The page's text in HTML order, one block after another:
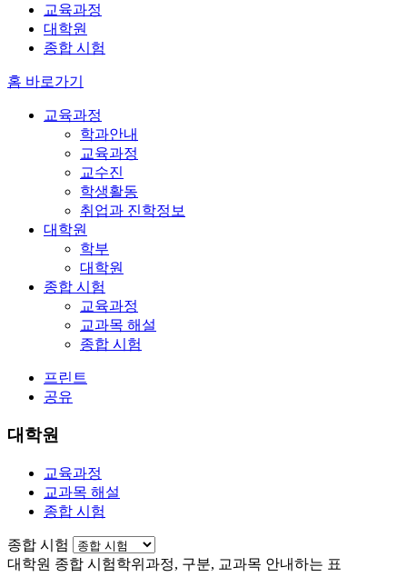
교육과정
대학원
종합 시험
홈 바로가기
교육과정
학과안내
교육과정
교수진
학생활동
취업과 진학정보
대학원
학부
대학원
종합 시험
교육과정
교과목 해설
종합 시험
프린트
공유
대학원
교육과정
교과목 해설
종합 시험
종합 시험
대학원 종합 시험학위과정, 구분, 교과목 안내하는 표